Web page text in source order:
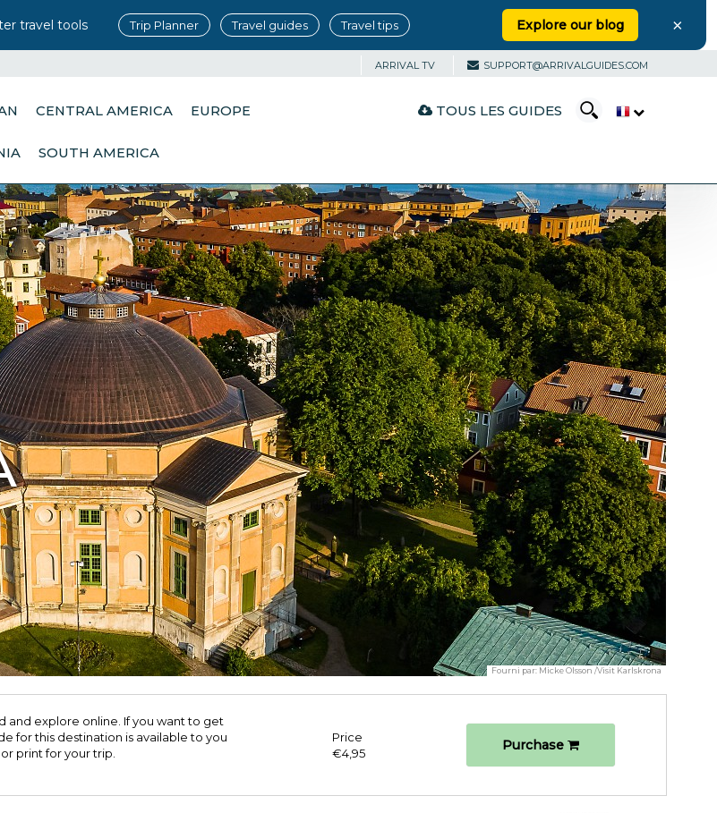
travel tools Trip Planner Travel guides Travel tips Explore our blog ×
ARRIVAL TV SUPPORT@ARRIVALGUIDES.COM
CENTRAL AMERICA EUROPE
SOUTH AMERICA
TOUS LES GUIDES
Fourni par: Micke Olsson /Visit Karlskrona
and explore online. If you want to get
for this destination is available to you
print for your trip.​
Price
€4,95
Purchase